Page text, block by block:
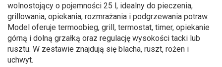
wolnostojący o pojemności 25 l, idealny do pieczenia,
grillowania, opiekania, rozmrażania i podgrzewania potraw.
Model oferuje termoobieg, grill, termostat, timer, opiekanie
górną i dolną grzałką oraz regulację wysokości tacki lub
rusztu. W zestawie znajdują się blacha, ruszt, rożen i
uchwyt.